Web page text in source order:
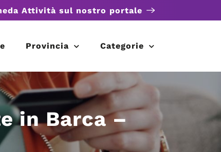
Attività sul nostro portale
Provincia Categorie
in Barca –